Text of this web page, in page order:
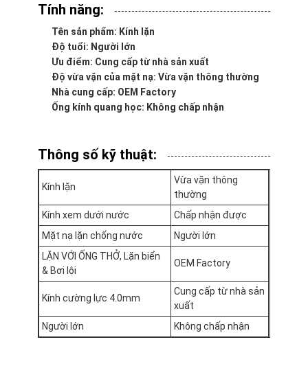
Sản phẩm
video
Về chúng tôi
Chuyến tham quan nhà máy
Liên hệ với chúng tôi
Tin tức
Mặt nạ lặn người lớn
Bộ đồ lặn trẻ em
Tính năng:
Tên sản phẩm: Kính lặn
Độ tuổi: Người lớn
Ưu điểm: Cung cấp từ nhà sản xuất
Độ vừa vặn của mặt nạ: Vừa vặn thông thường
Nhà cung cấp: OEM Factory
Ống kính quang học: Không chấp nhận
Thông số kỹ thuật:
Kính lặn
Vừa vặn thông
thường
Kính xem dưới nước
Chấp nhận được
Mặt nạ lặn chống nước
Người lớn
LẶN VỚI ỐNG THỞ, Lặn biển
& Bơi lội
OEM Factory
Kính cường lực 4.0mm
Cung cấp từ nhà sản
xuất
Người lớn
Không chấp nhận